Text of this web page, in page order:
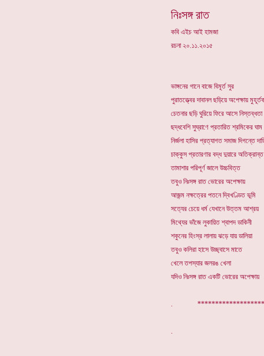
নিঃসঙ্গ রাত
কবি এইচ আই হামজা
রচনা ২০.১১.২০১৫
ভাঙ্গনের গানে বাজে বিমূর্ত সুর
পুরাতত্ত্বের দাবানল ছড়িয়ে অপেক্ষায়
চেতনার ছড়ি ঘুরিয়ে ফিরে আসে নিস্তব্ধতা
ছদ্ধবেশি সুঘ্রাণে প্রতারিত শ্রমিকের ঘাম
নির্জলা হাসির প্রত্যাগত সমাজ দিগন্তে
চাক্কুস প্রতারণার বদ্ধ দুয়ারে
তামাশার পরিপূর্ণ জালে উচ্চবিত্ত
তবুও নিঃসঙ্গ রাত ভোরের অপেক্ষায়
আজন্ম নক্ষত্রের পতনে দ্বিখণ্ডিত ভূমি
সত্যের চেয়ে ধর্ম যেখানে উত্তম আশ্রয়
মিথ্যের ভাঁজে লুকায়িত শ্বাপদ ডাকিনী
শকুনের হিংস্র লালায় ঝড়ে যায় ডালিয়া
তবুও কলিরা হাসে উচ্ছ্বাসে মাতে
খেলে তপস্যার জলরঙ খেলা
যদিও নিঃসঙ্গ রাত একটি ভোরের অপেক্ষায়
.